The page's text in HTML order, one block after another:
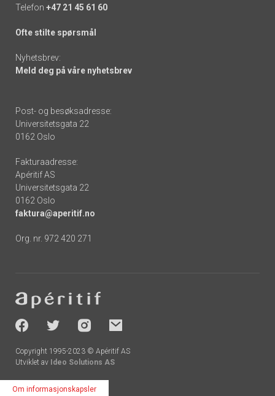
Telefon +47 21 45 61 60
Ofte stilte spørsmål
Nyhetsbrev:
Meld deg på våre nyhetsbrev
Post- og besøksadresse:
Universitetsgata 22
0162 Oslo
Fakturaadresse:
Apéritif AS
Universitetsgata 22
0162 Oslo
faktura@aperitif.no
Org. nr. 972 420 271
-
socials
Copyright 1995-2023 © Apéritif AS
Utviklet av Ideo Solutions AS
Om informasjonskapsler